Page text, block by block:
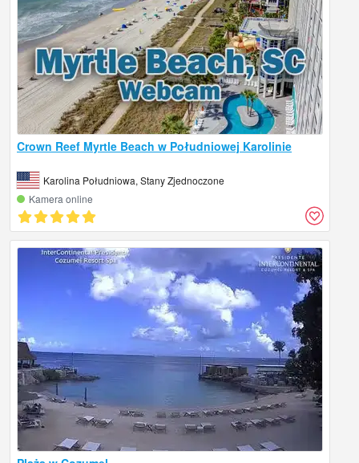
Crown Reef Myrtle Beach w Południowej Karolinie
Karolina Południowa, Stany Zjednoczone
Kamera online